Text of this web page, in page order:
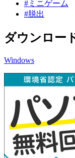
#ミニゲーム
#脱出
ダウンロー
Windows